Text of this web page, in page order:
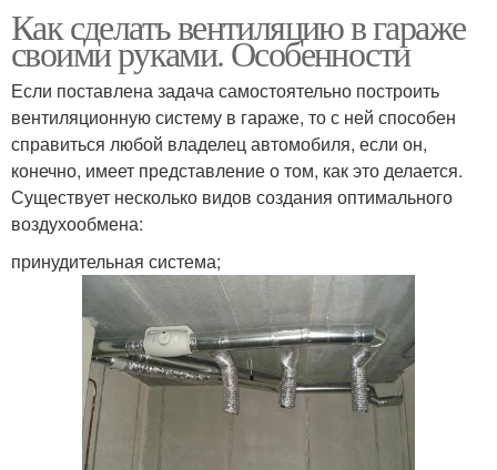
Как сделать вентиляцию в гараже
своими руками. Особенности
Если поставлена задача самостоятельно построить
вентиляционную систему в гараже, то с ней способен
справиться любой владелец автомобиля, если он,
конечно, имеет представление о том, как это делается.
Существует несколько видов создания оптимального
воздухообмена:
принудительная система;